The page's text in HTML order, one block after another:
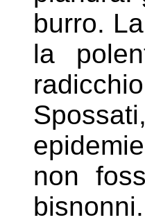
burro.
la
non
bisnonni.